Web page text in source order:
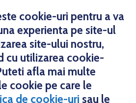
cookie-uri pentru a va
experienta pe site-ul
site-ului nostru,
cu utilizarea cookie-
afla mai multe
cookie pe care le
de cookie-uri sau le
participării la licitație pentru
– Bazar, din data de